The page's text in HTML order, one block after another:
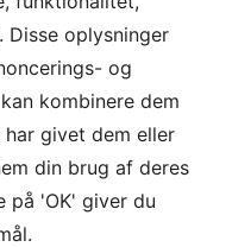
oplysninger
og
kombinere dem
givet dem eller
din brug af deres
på 'OK' giver du